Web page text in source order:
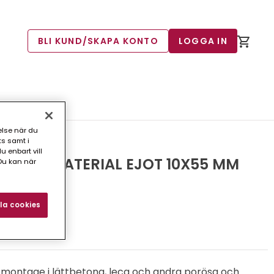
BLI KUND/SKAPA KONTO LOGGA IN
MATERIAL EJOT 10X55 MM
när du
samt i
enbart vill
kan när
cookies